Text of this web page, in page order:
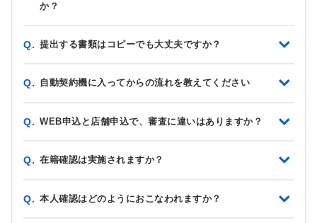
か？
Q. 提出する書類はコピーでも大丈夫ですか？
Q. 自動契約機に入ってからの流れを教えてください
Q. WEB申込と店舗申込で、審査に違いはありますか？
Q. 在籍確認は実施されますか？
Q. 本人確認はどのようにおこなわれますか？